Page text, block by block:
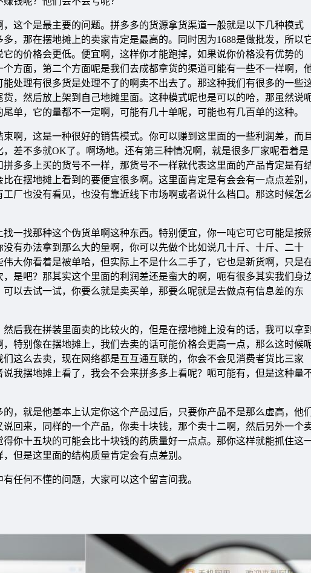
这个是最主要的问题。拼多多的货源拿货渠道一般就是以下几种模式
，那在摆地摊上的卖家肯定是最高的。同时因为1688是做批发，所以
的价格会更低。便宜啊，这样你才能跑掉，如果说你价格没有优势的
方面，第二个方面呢是我们去成都拿货的渠道可能有一些不一样啊，
处理有很多货是处理不了的啊卖不出去了。那这种我们有很多的一些
，然后放上架到自己地摊里面。这种模式呢也是可以的哈，那虽然说
单，它的量都不一定啊，可能有几十单呢，可能也有几百单的这种。
啊，这是一种很好的销售模式。你可以赚到这里面的一些利润差，而且
差不多就OK了。啊场地。还有第三种情况啊，就是很多厂家呢看着是
多多上买的货号不一样，那货号不一样就代表这里面的产品肯定是有
在摆地摊上看到的要便宜很多啊。这里面肯定是有会会有一点点差别，
厂也没有看见，也没有靠近线下市场啊或者说什么档口。那这时候怎
一找那种这个伪货单啊这种东西。特别便宜，你一吨它可它可能是按
有办法拿到那么大的量啊，你可以先做个比如说几十斤、十斤、二十
大你看着是被单哈，但实际上不是什么二手了，它也是新货啊，只是
是吧？那其实这个里面的利润差还是蛮大的啊，呃有很多其实我们身
以去试一试，你要么就是卖买单，那要么呢就是去做点有信息差的东
后我在拼装里面卖的比较火的，但是在摆地摊上没有的话，我可以拿到
特别像在摆地摊上，我们去卖的话可能价格会更高一点，那么这时候
这么去卖，现在网络都是互互通互联的，你会不会见消费者货比三家
我摆地摊上看了，我会不会来拼多多上看呢？呃可能有，但是这种量
，就是他基本上认定你这个产品过后，只要你产品不是那么虚高，他们
回来，同样的一个产品，你卖十块钱，那个卖十二啊，然后另外一个
你十五块的可能会比十块钱的药质量好一点点。那你这样就能抓住这
但是这里面的结构质量肯定会有点差别。
任何不懂的问题，大家可以这个留言问我。